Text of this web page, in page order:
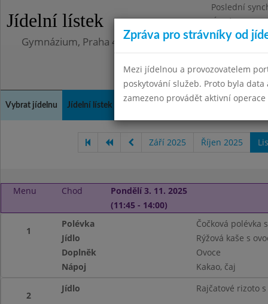
Jídelní lístek
Poslední
Úterý
Gymnázium, Praha 4, Budějovická 680
Vybrat jídelnu Jídelní lístek Kontakty a informace
Září 2025 Říjen 2025
Menu Chod
Pondělí 3. 11. 2025
(11:45 - 14:00)
1
Polévka
Čočková polévka
Jídlo
Rýžová kaše s
Doplněk
Ovoce
Nápoj
Kakao, čaj
2
Jídlo Rajčatové rizoto
Zpráva pro strávníky od
Mezi jídelnou a provozovatelem
poskytování služeb. Proto byla
zamezeno provádět aktivní